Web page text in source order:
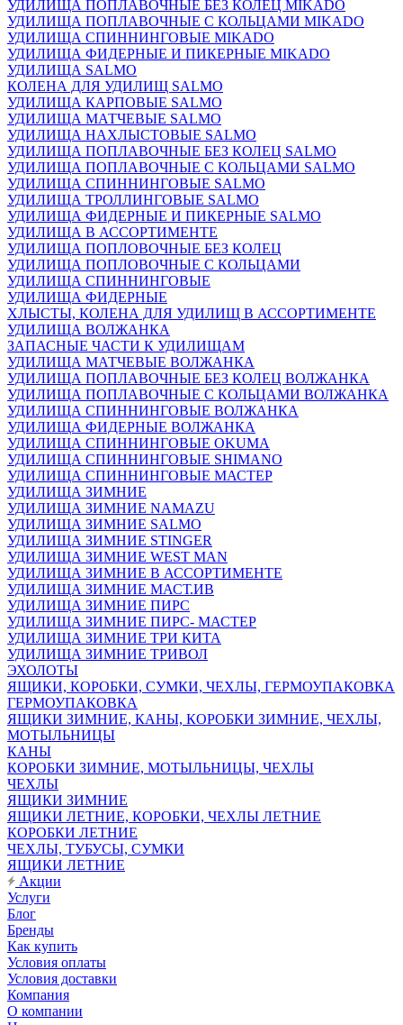
УДИЛИЩА ПОПЛАВОЧНЫЕ БЕЗ КОЛЕЦ MIKADO
УДИЛИЩА ПОПЛАВОЧНЫЕ С КОЛЬЦАМИ MIKADO
УДИЛИЩА СПИННИНГОВЫЕ MIKADO
УДИЛИЩА ФИДЕРНЫЕ И ПИКЕРНЫЕ MIKADO
УДИЛИЩА SALMO
КОЛЕНА ДЛЯ УДИЛИЩ SALMO
УДИЛИЩА КАРПОВЫЕ SALMO
УДИЛИЩА МАТЧЕВЫЕ SALMO
УДИЛИЩА НАХЛЫСТОВЫЕ SALMO
УДИЛИЩА ПОПЛАВОЧНЫЕ БЕЗ КОЛЕЦ SALMO
УДИЛИЩА ПОПЛАВОЧНЫЕ С КОЛЬЦАМИ SALMO
УДИЛИЩА СПИННИНГОВЫЕ SALMO
УДИЛИЩА ТРОЛЛИНГОВЫЕ SALMO
УДИЛИЩА ФИДЕРНЫЕ И ПИКЕРНЫЕ SALMO
УДИЛИЩА В АССОРТИМЕНТЕ
УДИЛИЩА ПОПЛОВОЧНЫЕ БЕЗ КОЛЕЦ
УДИЛИЩА ПОПЛОВОЧНЫЕ С КОЛЬЦАМИ
УДИЛИЩА СПИННИНГОВЫЕ
УДИЛИЩА ФИДЕРНЫЕ
ХЛЫСТЫ, КОЛЕНА ДЛЯ УДИЛИЩ В АССОРТИМЕНТЕ
УДИЛИЩА ВОЛЖАНКА
ЗАПАСНЫЕ ЧАСТИ К УДИЛИЩАМ
УДИЛИЩА МАТЧЕВЫЕ ВОЛЖАНКА
УДИЛИЩА ПОПЛАВОЧНЫЕ БЕЗ КОЛЕЦ ВОЛЖАНКА
УДИЛИЩА ПОПЛАВОЧНЫЕ С КОЛЬЦАМИ ВОЛЖАНКА
УДИЛИЩА СПИННИНГОВЫЕ ВОЛЖАНКА
УДИЛИЩА ФИДЕРНЫЕ ВОЛЖАНКА
УДИЛИЩА СПИННИНГОВЫЕ OKUMA
УДИЛИЩА СПИННИНГОВЫЕ SHIMANO
УДИЛИЩА СПИННИНГОВЫЕ МАСТЕР
УДИЛИЩА ЗИМНИЕ
УДИЛИЩА ЗИМНИЕ NAMAZU
УДИЛИЩА ЗИМНИЕ SALMO
УДИЛИЩА ЗИМНИЕ STINGER
УДИЛИЩА ЗИМНИЕ WEST MAN
УДИЛИЩА ЗИМНИЕ В АССОРТИМЕНТЕ
УДИЛИЩА ЗИМНИЕ МАСТ.ИВ
УДИЛИЩА ЗИМНИЕ ПИРС
УДИЛИЩА ЗИМНИЕ ПИРС- МАСТЕР
УДИЛИЩА ЗИМНИЕ ТРИ КИТА
УДИЛИЩА ЗИМНИЕ ТРИВОЛ
ЭХОЛОТЫ
ЯЩИКИ, КОРОБКИ, СУМКИ, ЧЕХЛЫ, ГЕРМОУПАКОВКА
ГЕРМОУПАКОВКА
ЯЩИКИ ЗИМНИЕ, КАНЫ, КОРОБКИ ЗИМНИЕ, ЧЕХЛЫ,
МОТЫЛЬНИЦЫ
КАНЫ
КОРОБКИ ЗИМНИЕ, МОТЫЛЬНИЦЫ, ЧЕХЛЫ
ЧЕХЛЫ
ЯЩИКИ ЗИМНИЕ
ЯЩИКИ ЛЕТНИЕ, КОРОБКИ, ЧЕХЛЫ ЛЕТНИЕ
КОРОБКИ ЛЕТНИЕ
ЧЕХЛЫ, ТУБУСЫ, СУМКИ
ЯЩИКИ ЛЕТНИЕ
Акции
Услуги
Блог
Бренды
Как купить
Условия оплаты
Условия доставки
Компания
О компании